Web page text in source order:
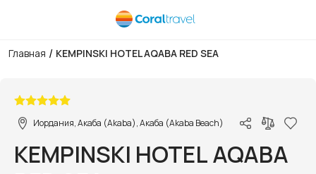
Главная / KEMPINSKI HOTEL AQABA RED SEA
Иордания, Акаба (Akaba), Акаба (Akaba Beach)
KEMPINSKI HOTEL AQABA